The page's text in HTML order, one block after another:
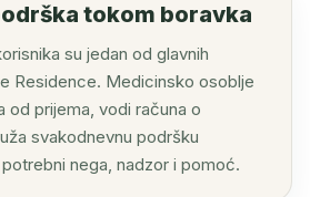
tokom boravka
su jedan od glavnih
Residence. Medicinsko osoblje
od prijema, vodi računa o
svakodnevnu podršku
nega, nadzor i pomoć.